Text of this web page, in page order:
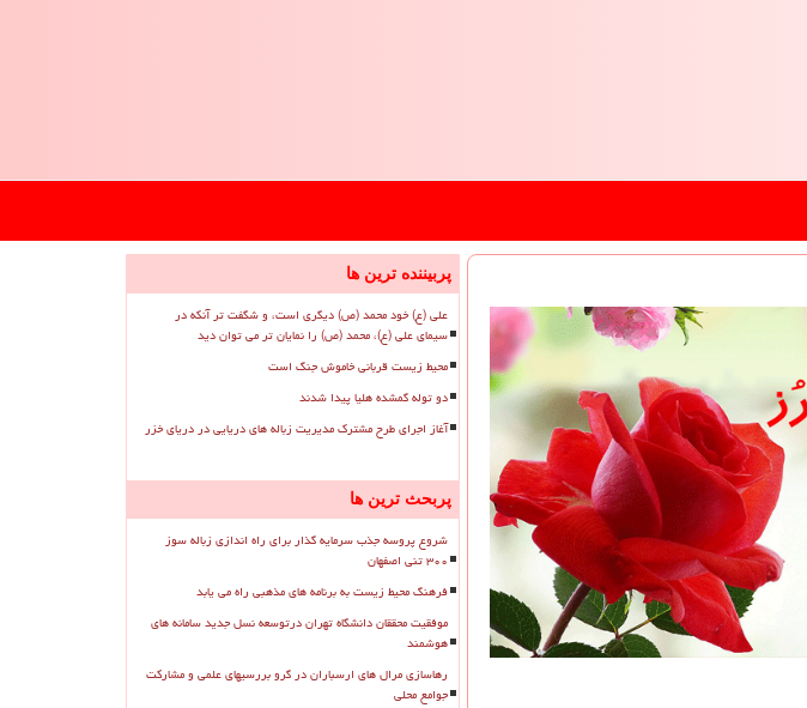
پربیننده ترین ها
علی (ع) خود محمد (ص) دیگری است، و شگفت تر آنکه در
سیمای علی (ع)، محمد (ص) را نمایان تر می توان دید
محیط زیست قربانی خاموش جنگ است
دو توله گمشده هلیا پیدا شدند
آغاز اجرای طرح مشترک مدیریت زباله های دریایی در دریای خزر
پربحث ترین ها
شروع پروسه جذب سرمایه گذار برای راه اندازی زباله سوز
۳۰۰ تنی اصفهان
فرهنگ محیط زیست به برنامه های مذهبی راه می یابد
موفقیت محققان دانشگاه تهران درتوسعه نسل جدید سامانه های
هوشمند
رهاسازی مرال های ارسباران در گرو بررسیهای علمی و مشارکت
جوامع محلی